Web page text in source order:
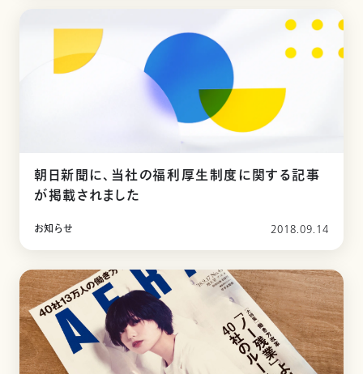
朝日新聞に、当社の福利厚生制度に関する記事
が掲載されました
お知らせ 2018.09.14